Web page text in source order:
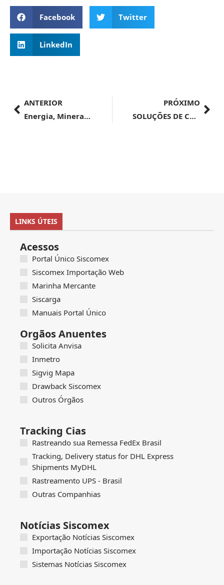
Facebook Twitter
LinkedIn
ANTERIOR
Energia, Minerais e Combustíveis | Brasil adere à iniciativa internacional que lidera esforços para captura de carbono
PRÓXIMO
SOLUÇÕES DE CONSULTAS Nº 98.260 a 98.340
LINKS ÚTEIS
Acessos
Portal Único Siscomex
Siscomex Importação Web
Marinha Mercante
Siscarga
Manuais Portal Único
Orgãos Anuentes
Solicita Anvisa
Inmetro
Sigvig Mapa
Drawback Siscomex
Outros Órgãos
Tracking Cias
Rastreando sua Remessa FedEx Brasil
Tracking, Delivery status for DHL Express
Shipments MyDHL
Rastreamento UPS - Brasil
Outras Companhias
Notícias Siscomex
Exportação Notícias Siscomex
Importação Notícias Siscomex
Sistemas Notícias Siscomex